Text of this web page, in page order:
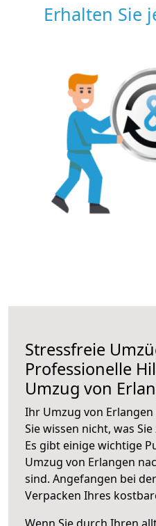
Erhalten Sie
Stressfreie
Professionelle
Umzug von
Ihr Umzug von
Sie wissen nicht, was
Es gibt einige wichtige
Umzug von Erlangen
sind. Angefangen bei
Verpacken Ihres